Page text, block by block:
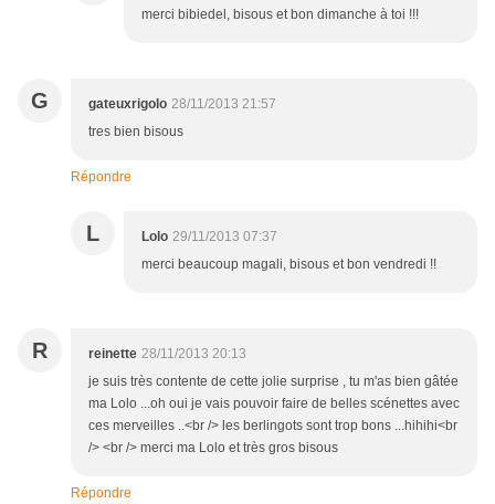
merci bibiedel, bisous et bon dimanche à toi !!!
G gateuxrigolo 28/11/2013 21:57
tres bien bisous
Répondre
L Lolo 29/11/2013 07:37
merci beaucoup magali, bisous et bon vendredi !!
R reinette 28/11/2013 20:13
je suis très contente de cette jolie surprise , tu m'as bien gâtée
ma Lolo ...oh oui je vais pouvoir faire de belles scénettes avec
ces merveilles ..<br /> les berlingots sont trop bons ...hihihi<br
/> <br /> merci ma Lolo et très gros bisous
Répondre